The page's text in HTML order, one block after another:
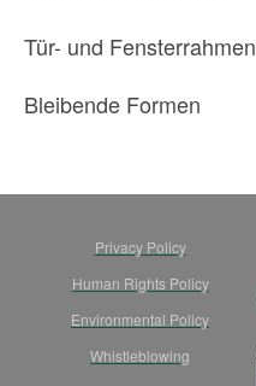
Tür- und Fensterrahmen
Bleibende Formen
Privacy Policy
Human Rights Policy
Environmental Policy
Whistleblowing